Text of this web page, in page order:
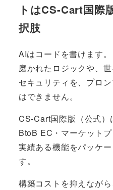
トはCS-Cart国際
択肢
AIはコードを書けます
磨かれたロジックや、
セキュリティを、プロ
はできません。
CS-Cart国際版（公式）
BtoB EC・マーケット
実績ある機能をパッケ
す。
構築コストを抑えなが